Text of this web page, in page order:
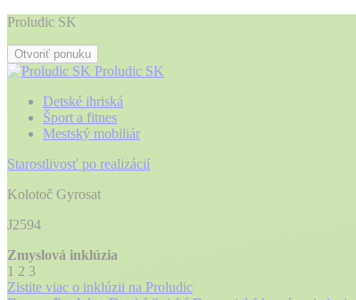
Proludic SK
Otvoriť ponuku
Proludic SK
Detské ihriská
Šport a fitnes
Mestský mobiliár
Starostlivosť po realizácií
Kolotoč Gyrosat
J2594
Zmyslová inklúzia
1 2 3
Zistite viac o inklúzii na Proludic